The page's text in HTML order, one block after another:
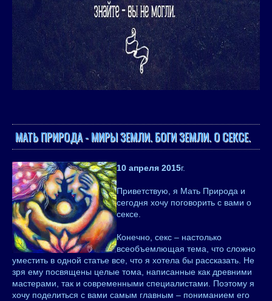
МАТЬ ПРИРОДА - МИРЫ ЗЕМЛИ. БОГИ ЗЕМЛИ. О СЕКСЕ.
10 апреля 2015г.
Приветствую, я Мать Природа и
сегодня хочу поговорить с вами о
сексе.
Конечно, секс – настолько
всеобъемлющая тема, что сложно
уместить в одной статье все, что я хотела бы рассказать. Не
зря ему посвящены целые тома, написанные как древними
мастерами, так и современными специалистами. Поэтому я
хочу поделиться с вами самым главным – пониманием его